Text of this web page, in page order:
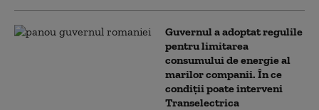
Guvernul a adoptat regulile
pentru limitarea
consumului de energie al
marilor companii. În ce
condiții poate interveni
Transelectrica